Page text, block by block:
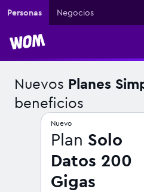
Personas Negocios
Nuevos Planes
beneficios
Nuevo
Plan Solo
Datos 200
Gigas